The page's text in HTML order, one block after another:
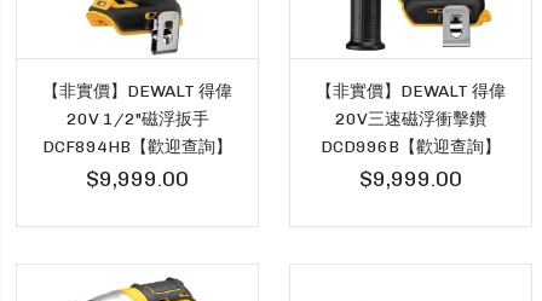
【非實價】DEWALT 得偉
20V 1/2"磁浮扳手
DCF894HB【歡迎查詢】
$9,999.00
【非實價】DEWALT 得偉
20V三速磁浮衝擊鑽
DCD996B【歡迎查詢】
$9,999.00